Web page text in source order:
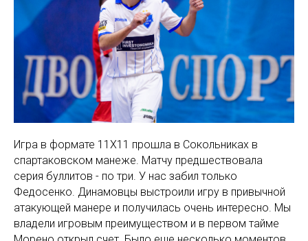
Игра в формате 11Х11 прошла в Сокольниках в
спартаковском манеже. Матчу предшествовала
серия буллитов - по три. У нас забил только
Федосенко. Динамовцы выстроили игру в привычной
атакующей манере и получилась очень интересно. Мы
владели игровым преимуществом и в первом тайме